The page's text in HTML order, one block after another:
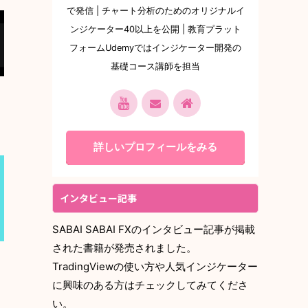
で発信 | チャート分析のためのオリジナルイ
ンジケーター40以上を公開 | 教育プラット
フォームUdemyではインジケーター開発の
基礎コース講師を担当
詳しいプロフィールをみる
インタビュー記事
SABAI SABAI FXのインタビュー記事が掲載
された書籍が発売されました。
TradingViewの使い方や人気インジケーター
に興味のある方はチェックしてみてくださ
い。